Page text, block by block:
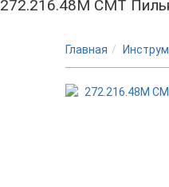
272.216.48M CMT
Главная